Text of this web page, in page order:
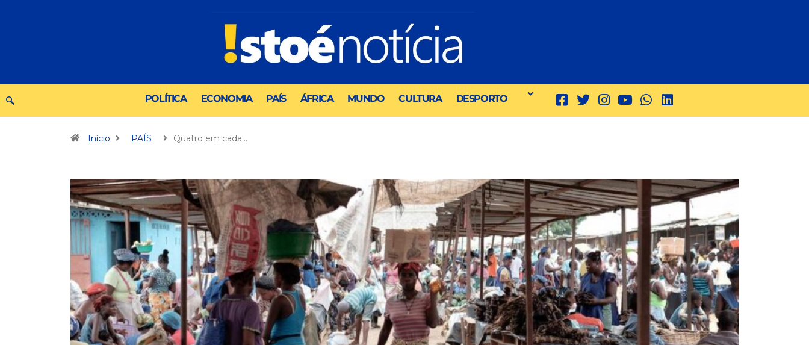
POLÍTICA ECONOMIA PAÍS ÁFRICA MUNDO CULTURA DESPORTO
Início PAÍS Quatro em cada…